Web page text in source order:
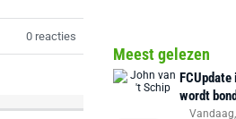
0 reacties
Meest gelezen
wordt